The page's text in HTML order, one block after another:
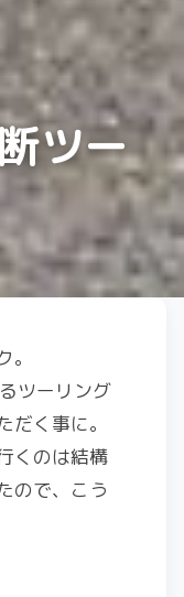
ツー
ツーリング
く事に。
くのは結構
ので、こう